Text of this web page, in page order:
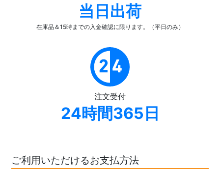
当日出荷
在庫品＆15時までの入金確認に限ります。（平日のみ）
注文受付
24時間365日
ご利用いただけるお支払方法